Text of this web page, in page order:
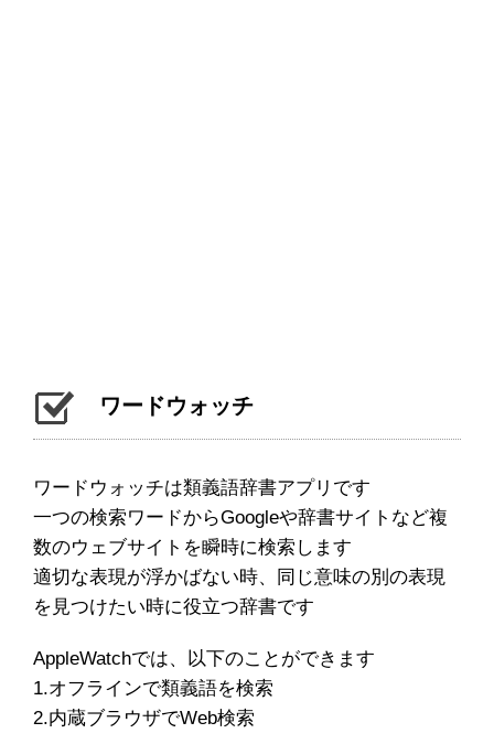
ワードウォッチ
ワードウォッチは類義語辞書アプリです
一つの検索ワードからGoogleや辞書サイトなど複
数のウェブサイトを瞬時に検索します
適切な表現が浮かばない時、同じ意味の別の表現
を見つけたい時に役立つ辞書です
AppleWatchでは、以下のことができます
1.オフラインで類義語を検索
2.内蔵ブラウザでWeb検索